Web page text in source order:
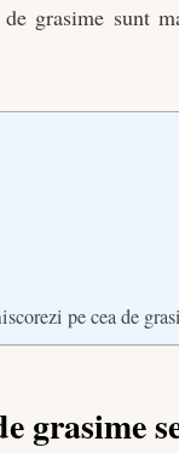
grasime sunt
pe cea de
grasime